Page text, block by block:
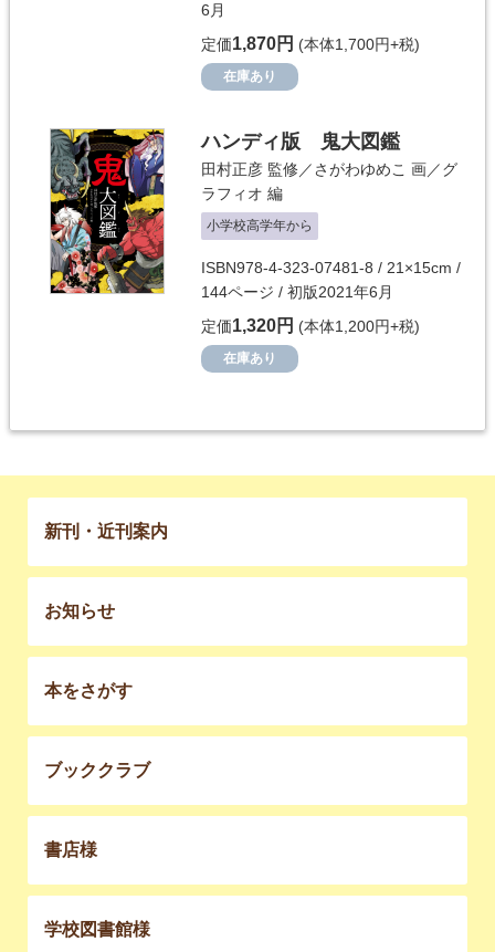
6月
定価1,870円 (本体1,700円+税)
在庫あり
ハンディ版 鬼大図鑑
田村正彦 監修／さがわゆめこ 画／グ
ラフィオ 編
小学校高学年から
ISBN978-4-323-07481-8 / 21×15cm /
144ページ / 初版2021年6月
定価1,320円 (本体1,200円+税)
在庫あり
新刊・近刊案内
お知らせ
本をさがす
ブッククラブ
書店様
学校図書館様